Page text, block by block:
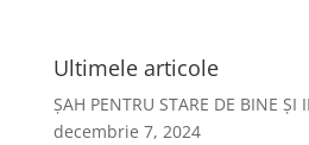
Ultimele articole
ȘAH PENTRU STARE DE BINE ȘI
decembrie 7, 2024